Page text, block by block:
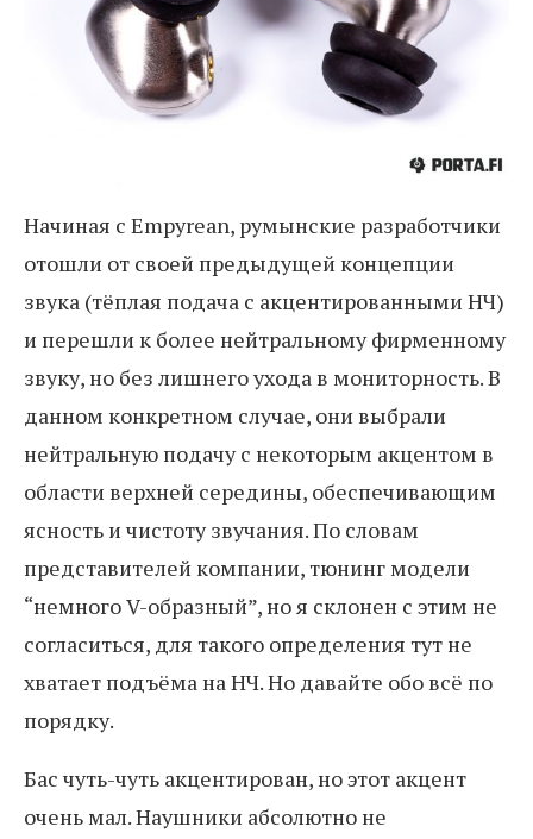
Начиная с Empyrean, румынские разработчики
отошли от своей предыдущей концепции
звука (тёплая подача с акцентированными НЧ)
и перешли к более нейтральному фирменному
звуку, но без лишнего ухода в мониторность. В
данном конкретном случае, они выбрали
нейтральную подачу с некоторым акцентом в
области верхней середины, обеспечивающим
ясность и чистоту звучания. По словам
представителей компании, тюнинг модели
“немного V-образный”, но я склонен с этим не
согласиться, для такого определения тут не
хватает подъёма на НЧ. Но давайте обо всё по
порядку.
Бас чуть-чуть акцентирован, но этот акцент
очень мал. Наушники абсолютно не